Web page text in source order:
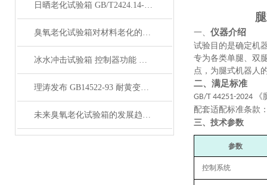
日晒老化试验箱 GB/T2424.14-1995 综合气候试验装置 功能介绍
臭氧老化试验箱对材料老化的影响是怎样的？
冰水冲击试验箱 控制器功能 安全保护系统 上海理涛发布
理涛发布 GB14522-93 耐黄变试验箱 温度控制 湿度控制
未来臭氧老化试验箱的发展趋势是什么？
一、 仪器介绍
试验目的是确定机
专为各类单腿、双
点，为腿式机器人
二、满足标准
GB/T 44251-2024
配套适配标准条款
三、技术参数
‌参数‌
控制系统